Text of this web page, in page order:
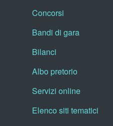
Concorsi
Bandi di gara
Bilanci
Albo pretorio
Servizi online
Elenco siti tematici